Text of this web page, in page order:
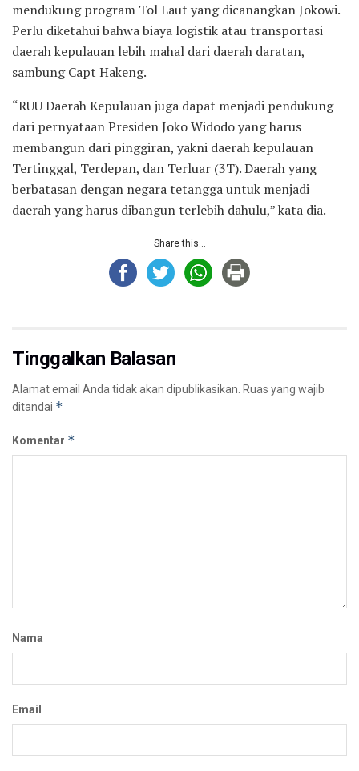
mendukung program Tol Laut yang dicanangkan Jokowi.
Perlu diketahui bahwa biaya logistik atau transportasi
daerah kepulauan lebih mahal dari daerah daratan,
sambung Capt Hakeng.
“RUU Daerah Kepulauan juga dapat menjadi pendukung
dari pernyataan Presiden Joko Widodo yang harus
membangun dari pinggiran, yakni daerah kepulauan
Tertinggal, Terdepan, dan Terluar (3T). Daerah yang
berbatasan dengan negara tetangga untuk menjadi
daerah yang harus dibangun terlebih dahulu,” kata dia.
Share this...
Tinggalkan Balasan
Alamat email Anda tidak akan dipublikasikan. Ruas yang wajib
ditandai *
Komentar *
Nama
Email